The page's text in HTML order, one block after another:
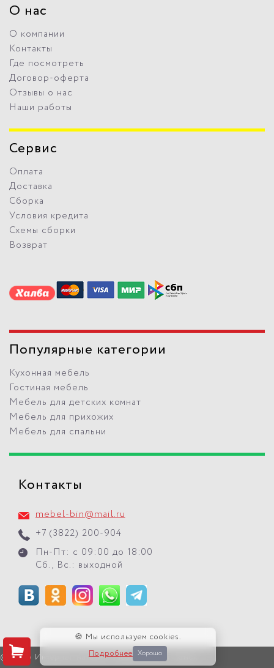
О нас
О компании
Контакты
Где посмотреть
Договор-оферта
Отзывы о нас
Наши работы
Сервис
Оплата
Доставка
Сборка
Условия кредита
Схемы сборки
Возврат
Популярные категории
Кухонная мебель
Гостиная мебель
Мебель для детских комнат
Мебель для прихожих
Мебель для спальни
Контакты
mebel-bin@mail.ru
+7 (3822) 200-904
Пн-Пт: с 09:00 до 18:00
Сб., Вс.: выходной
© 2026 Интернет-магазин "Мебель БиН" г. Томск
🍪 Мы используем cookies.
Подробнее Хорошо